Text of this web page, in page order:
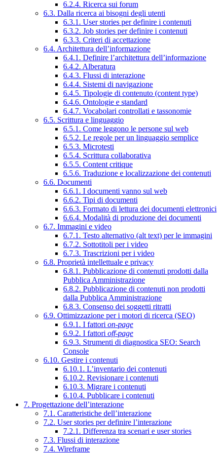
6.2.4. Ricerca sui forum
6.3. Dalla ricerca ai bisogni degli utenti
6.3.1. User stories per definire i contenuti
6.3.2. Job stories per definire i contenuti
6.3.3. Criteri di accettazione
6.4. Architettura dell’informazione
6.4.1. Definire l’architettura dell’informazione
6.4.2. Alberatura
6.4.3. Flussi di interazione
6.4.4. Sistemi di navigazione
6.4.5. Tipologie di contenuto (content type)
6.4.6. Ontologie e standard
6.4.7. Vocabolari controllati e tassonomie
6.5. Scrittura e linguaggio
6.5.1. Come leggono le persone sul web
6.5.2. Le regole per un linguaggio semplice
6.5.3. Microtesti
6.5.4. Scrittura collaborativa
6.5.5. Content critique
6.5.6. Traduzione e localizzazione dei contenuti
6.6. Documenti
6.6.1. I documenti vanno sul web
6.6.2. Tipi di documenti
6.6.3. Formato di lettura dei documenti elettronici
6.6.4. Modalità di produzione dei documenti
6.7. Immagini e video
6.7.1. Testo alternativo (alt text) per le immagini
6.7.2. Sottotitoli per i video
6.7.3. Trascrizioni per i video
6.8. Proprietà intellettuale e privacy
6.8.1. Pubblicazione di contenuti prodotti dalla
Pubblica Amministrazione
6.8.2. Pubblicazione di contenuti non prodotti
dalla Pubblica Amministrazione
6.8.3. Consenso dei soggetti ritratti
6.9. Ottimizzazione per i motori di ricerca (SEO)
6.9.1. I fattori on-page
6.9.2. I fattori off-page
6.9.3. Strumenti di diagnostica SEO: Search
Console
6.10. Gestire i contenuti
6.10.1. L’inventario dei contenuti
6.10.2. Revisionare i contenuti
6.10.3. Migrare i contenuti
6.10.4. Pubblicare i contenuti
7. Progettazione dell’interazione
7.1. Caratteristiche dell’interazione
7.2. User stories per definire l’interazione
7.2.1. Differenza tra scenari e user stories
7.3. Flussi di interazione
7.4. Wireframe